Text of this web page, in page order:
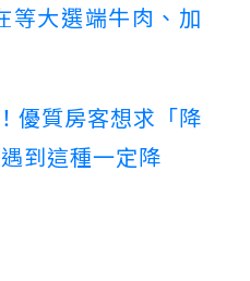
等大選端牛肉、加
優質房客想求「降
到這種一定降